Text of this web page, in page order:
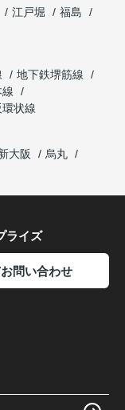
江戸堀
福島
地下鉄堺筋線
環状線
大阪
烏丸
ライズ
お問い合わせ